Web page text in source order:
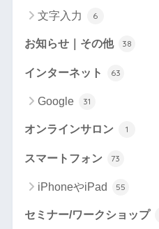
文字入力 6
お知らせ｜その他 38
インターネット 63
Google 31
オンラインサロン 1
スマートフォン 73
iPhoneやiPad 55
セミナー/ワークショップ